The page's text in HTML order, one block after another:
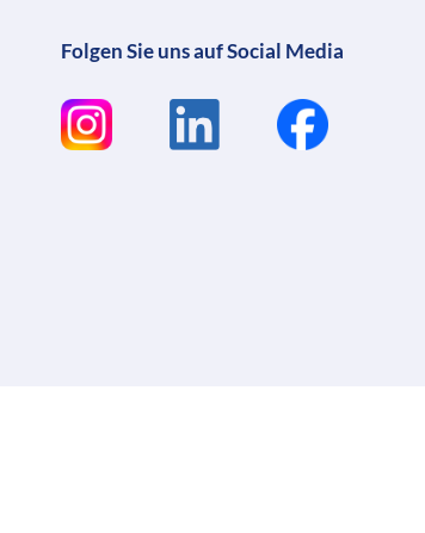
Folgen Sie uns auf Social Media